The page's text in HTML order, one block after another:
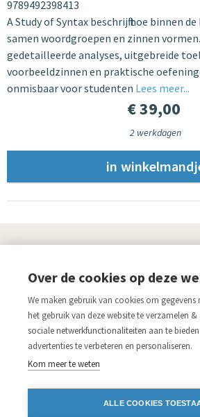
9789492398413
A Study of Syntax beschrijft hoe binnen
samen woordgroepen en zinnen
gedetailleerde analyses, uitgebreide
voorbeeldzinnen en praktische
onmisbaar voor studenten Lees meer...
€ 39,00
2 werkdagen
Links
Aanmelden nieuwsbrief
Pers
Acco.be
Disclaimer
Privacy
Blijf op de hoogte
Over de cookies op deze
We maken gebruik van cookies om gegevens
het gebruik van deze website te verzamelen
sociale netwerkfunctionaliteiten aan te
advertenties te verbeteren en personaliseren.
Kom meer te weten
ALLE COOKIES